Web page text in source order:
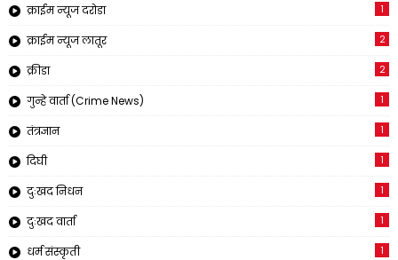
क्राईम न्यूज दरोडा 1
क्राईम न्यूज लातूर 2
क्रीडा 2
गुन्हे वार्ता (Crime News) 1
तंत्रज्ञान 1
दिघी 1
दुःखद निधन 1
दुःखद वार्ता 1
धर्म संस्कृती 1